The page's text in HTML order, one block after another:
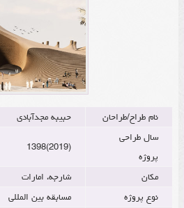
نام طراح/طراحان
حبیبه مجدآبادی
سال طراحی
پروژه
(2019)1398
مکان
شارجه، امارات
نوع پروژه
مسابقه بین المللی